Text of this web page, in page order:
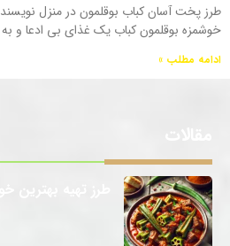
طرز پخت آسان کباب بوقلمون در منزل
خوشمزه بوقلمون کباب یک غذای بی ادعا و به
ادامه مطلب »